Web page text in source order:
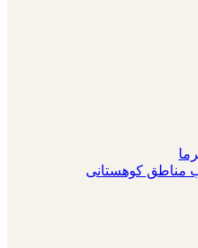
مناطق کوهستانی